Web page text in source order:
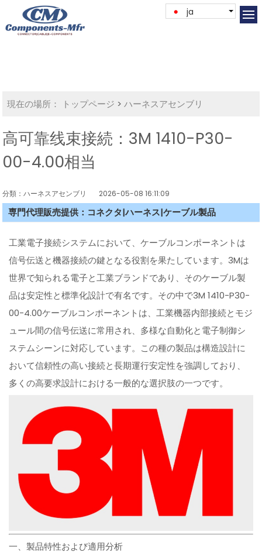
ja
現在の場所： トップページ >ハーネスアセンブリ
高可靠线束接続：3M 1410-P30-
00-4.00相当
分類：ハーネスアセンブリ 2026-05-08 16:11:09
専門代理販売提供：コネクタ|ハーネス|ケーブル製品
工業電子接続システムにおいて、ケーブルコンポーネントは
信号伝送と機器接続の鍵となる役割を果たしています。3Mは
世界で知られる電子と工業ブランドであり、そのケーブル製
品は安定性と標準化設計で有名です。その中で3M 1410-P30-
00-4.00ケーブルコンポーネントは、工業機器内部接続とモジ
ュール間の信号伝送に常用され、多様な自動化と電子制御シ
ステムシーンに対応しています。この種の製品は構造設計に
おいて信頼性の高い接続と長期運行安定性を強調しており、
多くの高要求設計における一般的な選択肢の一つです。
一、製品特性および適用分析